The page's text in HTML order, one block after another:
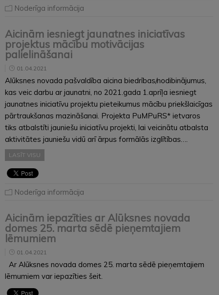
Noderīga informācija
Aicinām iesniegt jaunatnes iniciatīvas
projektus mācību motivācijas
palielināšanai
01.04.2021
Alūksnes novada pašvaldība aicina biedrības/nodibinājumus,
kas veic darbu ar jaunatni, no 2021.gada 1.aprīļa iesniegt
jaunatnes iniciatīvu projektu pieteikumus mācību priekšlaicīgas
pārtraukšanas mazināšanai. Projekta PuMPuRS* ietvaros
tiks atbalstīti jauniešu iniciatīvu projekti, lai veicinātu atbalsta
aktivitātes jauniešu vidū arī ārpus formālās izglītības….
LASĪT VISU
Noderīga informācija
Aicinām iepazīties ar Alūksnes novada
domes 25. marta sēdē pieņemtajiem
lēmumiem
01.04.2021
Ar Alūksnes novada domes 25. marta sēdē pieņemtajiem
lēmumiem var iepazīties šeit.